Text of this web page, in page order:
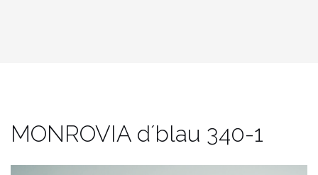
MONROVIA d´blau 340-1